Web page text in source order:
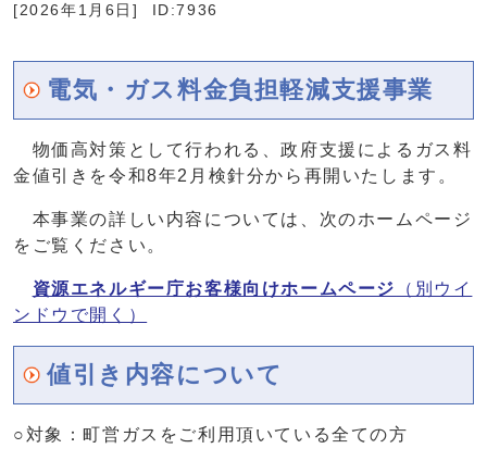
[2026年1月6日] ID:7936
電気・ガス料金負担軽減支援事業
物価高対策として行われる、政府支援によるガス料
金値引きを令和8年2月検針分から再開いたします。
本事業の詳しい内容については、次のホームページ
をご覧ください。
資源エネルギー庁お客様向けホームページ
（別ウイ
ンドウで開く）
値引き内容について
○対象：町営ガスをご利用頂いている全ての方